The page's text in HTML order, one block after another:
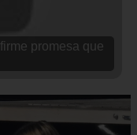
promesa que